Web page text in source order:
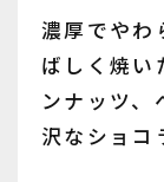
濃厚でやわ
ばしく焼い
ンナッツ、
沢なショコ